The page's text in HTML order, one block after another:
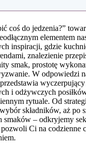
coś do jedzenia?”
elementem
inspiracji, gdzie
znalezienie
smak, prostotę
W odpowiedzi
i odżywczych
rytuale. Od
składników, aż po
smaków – odkryjemy
Ci na codzienne